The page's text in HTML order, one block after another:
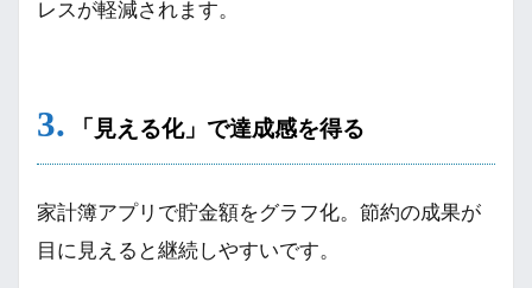
レスが軽減されます。
3. 「見える化」で達成感を得る
家計簿アプリで貯金額をグラフ化。節約の成果が
目に見えると継続しやすいです。